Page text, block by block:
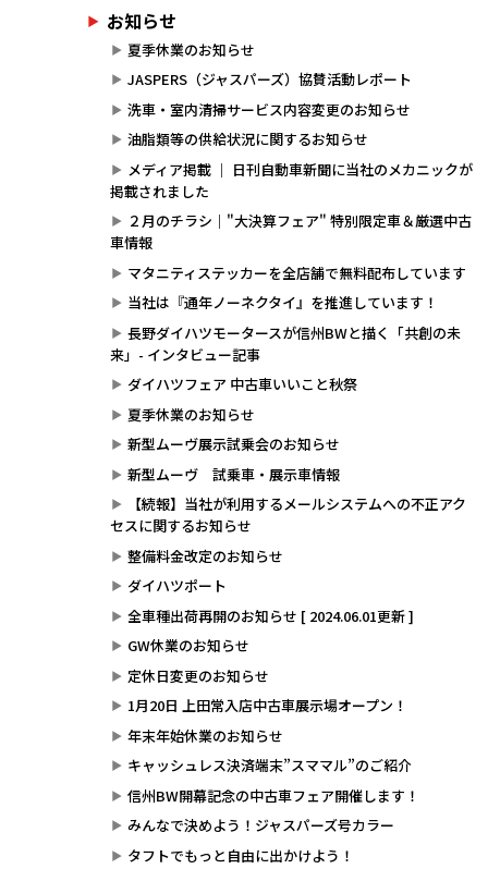
お知らせ
夏季休業のお知らせ
JASPERS（ジャスパーズ）協賛活動レポート
洗車・室内清掃サービス内容変更のお知らせ
油脂類等の供給状況に関するお知らせ
メディア掲載 ｜ 日刊自動車新聞に当社のメカニックが
掲載されました
２月のチラシ｜"大決算フェア" 特別限定車＆厳選中古
車情報
マタニティステッカーを全店舗で無料配布しています
当社は『通年ノーネクタイ』を推進しています！
長野ダイハツモータースが信州BWと描く「共創の未
来」- インタビュー記事
ダイハツフェア 中古車いいこと秋祭
夏季休業のお知らせ
新型ムーヴ展示試乗会のお知らせ
新型ムーヴ 試乗車・展示車情報
【続報】当社が利用するメールシステムへの不正アク
セスに関するお知らせ
整備料金改定のお知らせ
ダイハツポート
全車種出荷再開のお知らせ [ 2024.06.01更新 ]
GW休業のお知らせ
定休日変更のお知らせ
1月20日 上田常入店中古車展示場オープン！
年末年始休業のお知らせ
キャッシュレス決済端末”スママル”のご紹介
信州BW開幕記念の中古車フェア開催します！
みんなで決めよう！ジャスパーズ号カラー
タフトでもっと自由に出かけよう！